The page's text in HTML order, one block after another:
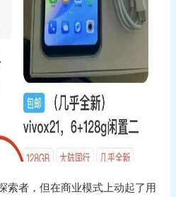
索者，但在商业模式上动起了用